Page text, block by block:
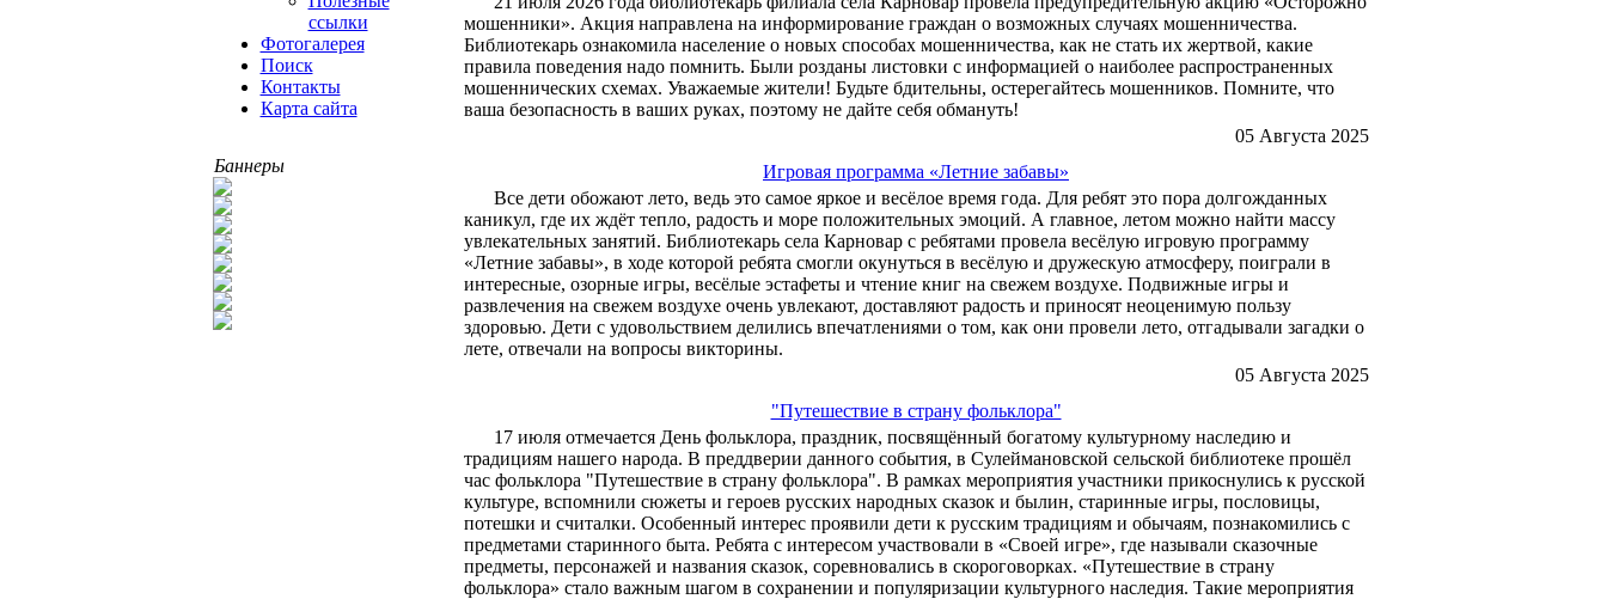
ссылки
Фотогалерея
Поиск
Контакты
Карта сайта
Баннеры
мошенники». Акция направлена на информирование граждан о возможных случаях мошенничества.
Библиотекарь ознакомила население о новых способах мошенничества, как не стать их жертвой, какие
правила поведения надо помнить. Были розданы листовки с информацией о наиболее распространенных
мошеннических схемах. Уважаемые жители! Будьте бдительны, остерегайтесь мошенников. Помните, что
ваша безопасность в ваших руках, поэтому не дайте себя обмануть!
05 Августа 2025
Игровая программа «Летние забавы»
Все дети обожают лето, ведь это самое яркое и весёлое время года. Для ребят это пора долгожданных
каникул, где их ждёт тепло, радость и море положительных эмоций. А главное, летом можно найти массу
увлекательных занятий. Библиотекарь села Карновар с ребятами провела весёлую игровую программу
«Летние забавы», в ходе которой ребята смогли окунуться в весёлую и дружескую атмосферу, поиграли в
интересные, озорные игры, весёлые эстафеты и чтение книг на свежем воздухе. Подвижные игры и
развлечения на свежем воздухе очень увлекают, доставляют радость и приносят неоценимую пользу
здоровью. Дети с удовольствием делились впечатлениями о том, как они провели лето, отгадывали загадки о
лете, отвечали на вопросы викторины.
05 Августа 2025
"Путешествие в страну фольклора"
17 июля отмечается День фольклора, праздник, посвящённый богатому культурному наследию и
традициям нашего народа. В преддверии данного события, в Сулеймановской сельской библиотеке прошёл
час фольклора "Путешествие в страну фольклора". В рамках мероприятия участники прикоснулись к русской
культуре, вспомнили сюжеты и героев русских народных сказок и былин, старинные игры, пословицы,
потешки и считалки. Особенный интерес проявили дети к русским традициям и обычаям, познакомились с
предметами старинного быта. Ребята с интересом участвовали в «Своей игре», где называли сказочные
предметы, персонажей и названия сказок, соревновались в скороговорках. «Путешествие в страну
фольклора» стало важным шагом в сохранении и популяризации культурного наследия. Такие мероприятия